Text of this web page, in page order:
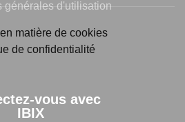
générales d'utilisation
matière de cookies
de confidentialité
vous avec
IBIX